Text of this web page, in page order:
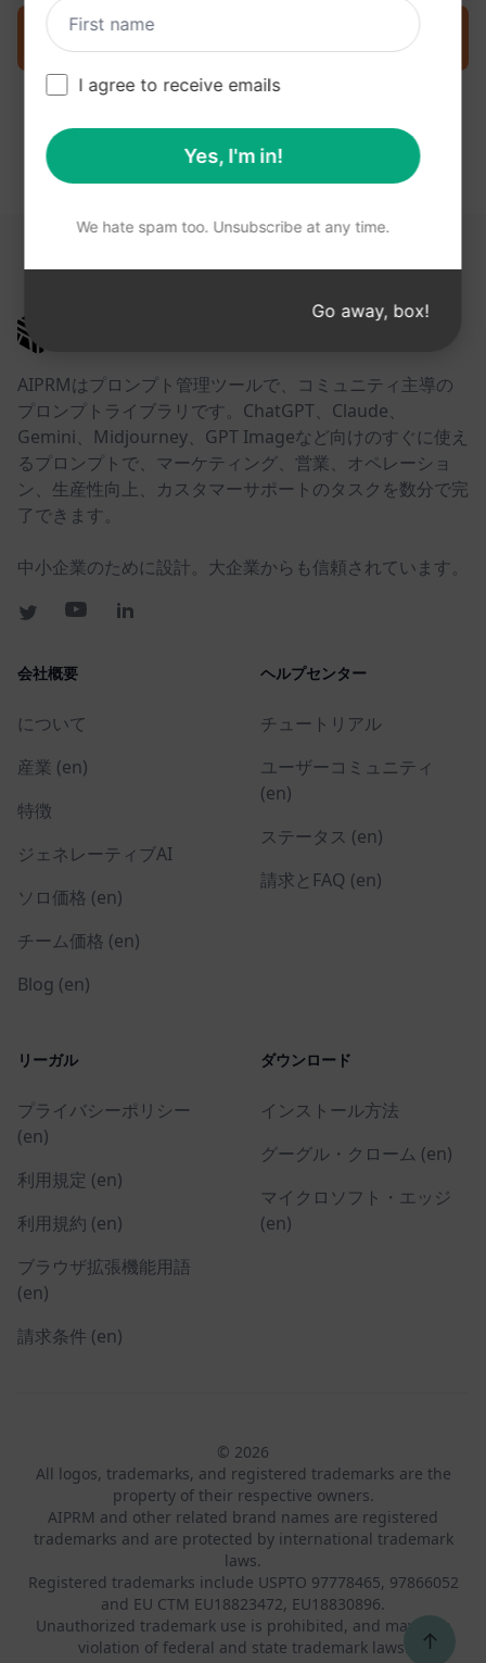
クロードでプロンプトを試す
AIPRMはプロンプト管理ツールで、コミュニティ主導の
プロンプトライブラリです。ChatGPT、Claude、
Gemini、Midjourney、GPT Imageなど向けのすぐに使え
るプロンプトで、マーケティング、営業、オペレーショ
ン、生産性向上、カスタマーサポートのタスクを数分で完
了できます。
中小企業のために設計。大企業からも信頼されています。
会社概要
について
産業 (en)
特徴
ジェネレーティブAI
ソロ価格 (en)
チーム価格 (en)
Blog (en)
ヘルプセンター
チュートリアル
ユーザーコミュニティ
(en)
ステータス (en)
請求とFAQ (en)
リーガル
プライバシーポリシー
(en)
利用規定 (en)
利用規約 (en)
ブラウザ拡張機能用語
(en)
請求条件 (en)
ダウンロード
インストール方法
グーグル・クローム (en)
マイクロソフト・エッジ
(en)
© 2026
All logos, trademarks, and registered trademarks are the
property of their respective owners.
AIPRM and other related brand names are registered
trademarks and are protected by international trademark
laws.
Registered trademarks include USPTO 97778465, 97866052
and EU CTM EU18823472, EU18830896.
Unauthorized trademark use is prohibited, and may be a
violation of federal and state trademark laws.
↑
I agree to receive emails
Yes, I'm in!
We hate spam too. Unsubscribe at any time.
Go away, box!